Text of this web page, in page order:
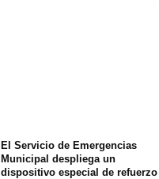
El Servicio de Emergencias
Municipal despliega un
dispositivo especial de refuerzo